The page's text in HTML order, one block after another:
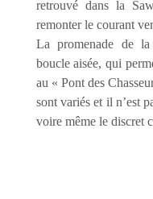
retrouvé dans la
remonter le courant
La promenade de
boucle aisée, qui
au « Pont des
sont variés et il n’est
voire même le discret